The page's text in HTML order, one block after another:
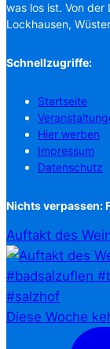
was los ist. Von
Lockhausen,
Schnellzugriffe:
Startseite
Hier werben
Impressum
Datenschutz
Nichts verpassen:
Auftakt des
Diese Woche